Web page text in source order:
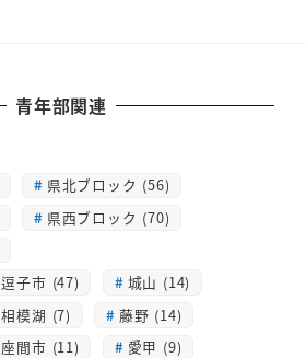
青年部関連
県北ブロック (56)
県西ブロック (70)
逗子市 (47)
城山 (14)
相模湖 (7)
藤野 (14)
座間市 (11)
愛甲 (9)